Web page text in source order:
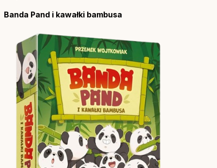
Banda Pand i kawałki bambusa